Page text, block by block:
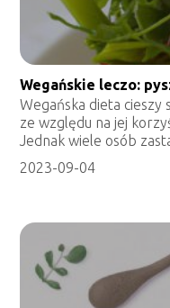
Wegańskie leczo:
Wegańska dieta cieszy
ze względu na jej
Jednak wiele osób
2023-09-04